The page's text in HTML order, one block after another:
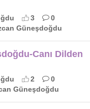
3
0
Güneşdoğdu
Canı Dilden
2
0
Güneşdoğdu